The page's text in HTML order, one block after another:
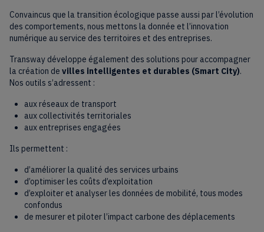
Convaincus que la transition écologique passe aussi par l’évolution
des comportements, nous mettons la donnée et l’innovation
numérique au service des territoires et des entreprises.
Transway développe également des solutions pour accompagner
la création de villes intelligentes et durables (Smart City).
Nos outils s’adressent :
aux réseaux de transport
aux collectivités territoriales
aux entreprises engagées
Ils permettent :
d’améliorer la qualité des services urbains
d’optimiser les coûts d’exploitation
d’exploiter et analyser les données de mobilité, tous modes
confondus
de mesurer et piloter l’impact carbone des déplacements